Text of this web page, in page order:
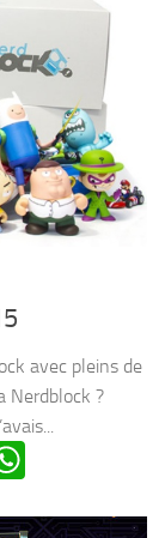
avec pleins de
Nerdblock ?